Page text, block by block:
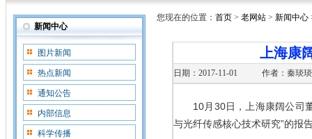
新闻中心
图片新闻
热点新闻
通知公告
内部信息
科学传播
您现在的位置： 首页 > 老网站 > 新闻中心
上海康
日期：2017-11-01 作者：秦琰琰
10月30日，上海康阔公司
与光纤传感核心技术研究”的报